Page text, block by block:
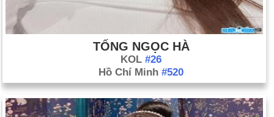
TỐNG NGỌC HÀ
KOL #26
Hồ Chí Minh #520